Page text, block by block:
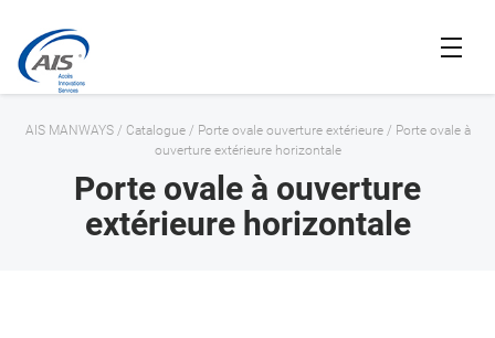
AIS MANWAYS/ Catalogue/ Porte ovale ouverture extérieure/ Porte ovale à
ouverture extérieure horizontale
Porte ovale à ouverture
extérieure horizontale